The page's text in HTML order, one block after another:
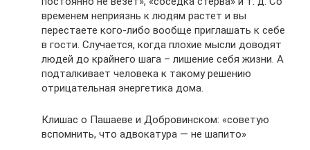
временем неприязнь к людям растет и вы
перестаете кого-либо вообще приглашать к себе
в гости. Случается, когда плохие мысли доводят
людей до крайнего шага – лишение себя жизни. А
подталкивает человека к такому решению
отрицательная энергетика дома.
Клишас о Пашаеве и Добровинском: «советую
вспомнить, что адвокатура — не шапито»